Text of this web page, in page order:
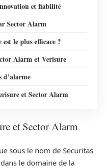
et fiabilité
Sector Alarm
le plus efficace ?
Alarm et Verisure
d’alarme
et Sector Alarm
et Sector Alarm
sous le nom de Securitas
le domaine de la